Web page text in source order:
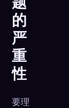
的
严
重
性
要理